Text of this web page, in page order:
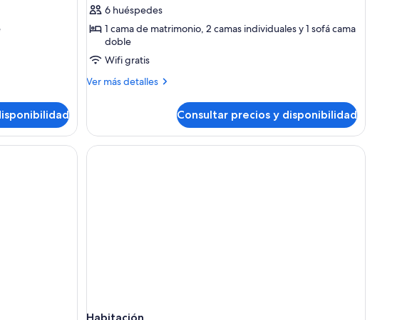
de
Apartamento,
habitaciones
6 huéspedes
1 cama de matrimonio, 2 camas individuales y 1 sofá cama
doble
Wifi gratis
Ver más detalles
Más
2
habitaciones
Consultar precios y disponibilidad
opacas, sistema de insonorización